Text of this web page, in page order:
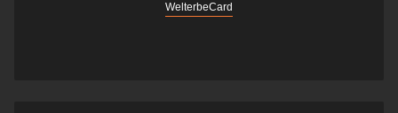
WelterbeCard